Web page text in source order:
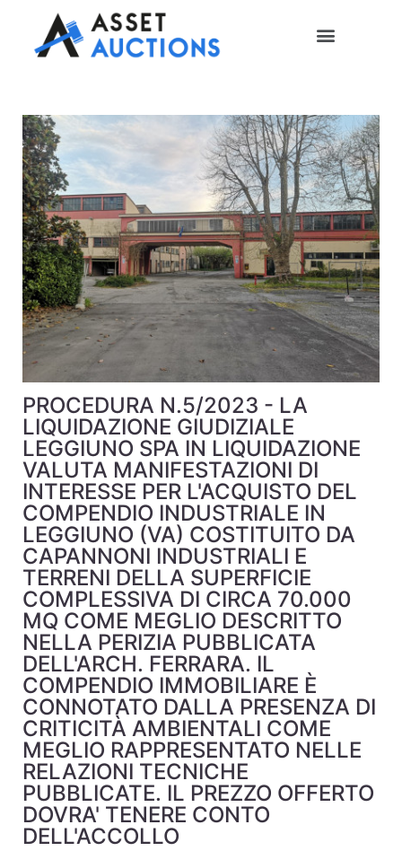
PROCEDURA N.5/2023 - LA
LIQUIDAZIONE GIUDIZIALE
LEGGIUNO SPA IN LIQUIDAZIONE
VALUTA MANIFESTAZIONI DI
INTERESSE PER L'ACQUISTO DEL
COMPENDIO INDUSTRIALE IN
LEGGIUNO (VA) COSTITUITO DA
CAPANNONI INDUSTRIALI E
TERRENI DELLA SUPERFICIE
COMPLESSIVA DI CIRCA 70.000
MQ COME MEGLIO DESCRITTO
NELLA PERIZIA PUBBLICATA
DELL'ARCH. FERRARA. IL
COMPENDIO IMMOBILIARE È
CONNOTATO DALLA PRESENZA DI
CRITICITÀ AMBIENTALI COME
MEGLIO RAPPRESENTATO NELLE
RELAZIONI TECNICHE
PUBBLICATE. IL PREZZO OFFERTO
DOVRA' TENERE CONTO
DELL'ACCOLLO